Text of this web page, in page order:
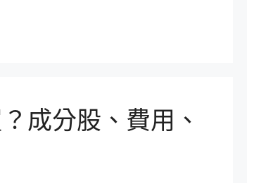
成分股、費用、